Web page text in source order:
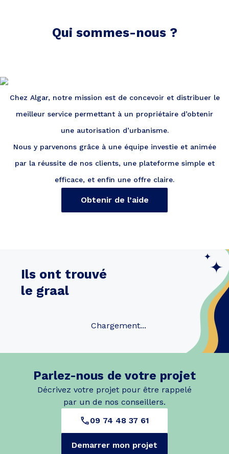
Qui sommes-nous ?
Chez Algar, notre mission est de concevoir et distribuer le
meilleur service permettant à un propriétaire d’obtenir
une autorisation d’urbanisme.
Nous y parvenons grâce à une équipe investie et animée
par la réussite de nos clients, une plateforme simple et
efficace, et enfin une offre claire.
Obtenir de l’aide
Ils ont trouvé
le graal
Chargement...
Parlez-nous de votre projet
Décrivez votre projet pour être rappelé
par un de nos conseillers.
09 74 48 37 61
Demarrer mon projet